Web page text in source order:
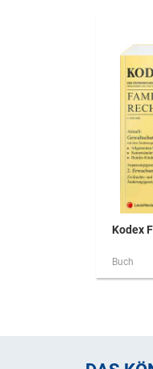
Kodex
Buch